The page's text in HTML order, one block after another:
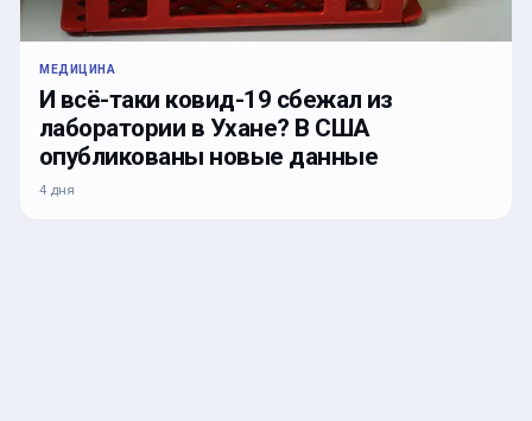
МЕДИЦИНА
И всё-таки ковид-19 сбежал из
лаборатории в Ухане? В США
опубликованы новые данные
4 дня